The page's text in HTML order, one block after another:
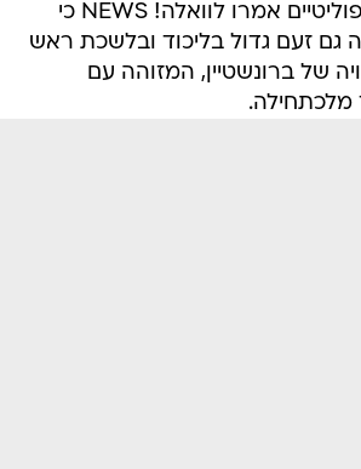
עם זאת, גורמים פוליטיים אמרו לוואלה! NEWS כי
גם זעם גדול בליכוד ובלשכת ראש
של ברונשטיין, המזוהה עם